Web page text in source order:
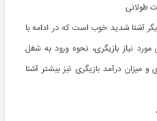
طولانی
آشنا شدید خوب است که در ادامه با
نیاز بازیگری، نحوه ورود به شغل
و میزان درآمد بازیگری نیز بیشتر آشنا